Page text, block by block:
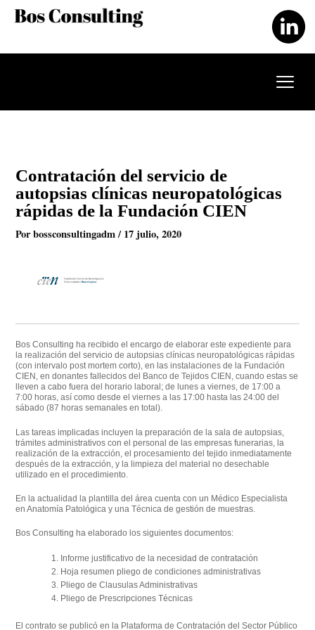
Contratación del servicio de
autopsias clínicas neuropatológicas
rápidas de la Fundación CIEN
Porbossconsultingadm/17 julio, 2020
Bos Consulting ha recibido el encargo de elaborar este expediente para
la realización del servicio de autopsias clínicas neuropatológicas rápidas
(con intervalo post mortem corto), en las instalaciones de la Fundación
CIEN, en donantes fallecidos del Banco de Tejidos CIEN, cuando estas se
lleven a cabo fuera del horario laboral; de lunes a viernes, de 17:00 a
7:00 horas, así como desde el viernes a las 17:00 hasta las 24:00 del
sábado (87 horas semanales en total).
Las tareas implicadas incluyen la preparación de la sala de autopsias,
trámites administrativos con el personal de las empresas funerarias, la
realización de la extracción, el procesamiento del tejido inmediatamente
después de la extracción, y la limpieza del material no desechable
utilizado en el procedimiento.
En la actualidad la plantilla del área cuenta con un Médico Especialista
en Anatomía Patológica y una Técnica de gestión de muestras.
Bos Consulting ha elaborado los siguientes documentos:
Informe justificativo de la necesidad de contratación
Hoja resumen pliego de condiciones administrativas
Pliego de Clausulas Administrativas
Pliego de Prescripciones Técnicas
El contrato se publicó en la Plataforma de Contratación del Sector Público